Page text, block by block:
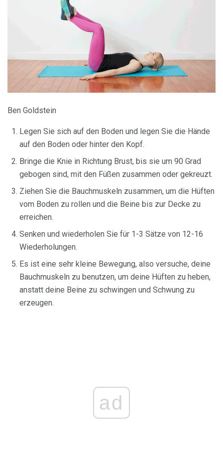
Ben Goldstein
Legen Sie sich auf den Boden und legen Sie die Hände
auf den Boden oder hinter den Kopf.
Bringe die Knie in Richtung Brust, bis sie um 90 Grad
gebogen sind, mit den Füßen zusammen oder gekreuzt.
Ziehen Sie die Bauchmuskeln zusammen, um die Hüften
vom Boden zu rollen und die Beine bis zur Decke zu
erreichen.
Senken und wiederholen Sie für 1-3 Sätze von 12-16
Wiederholungen.
Es ist eine sehr kleine Bewegung, also versuche, deine
Bauchmuskeln zu benutzen, um deine Hüften zu heben,
anstatt deine Beine zu schwingen und Schwung zu
erzeugen.
ad